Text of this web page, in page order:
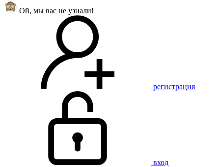
Ой, мы вас не узнали!
регистрация
вход